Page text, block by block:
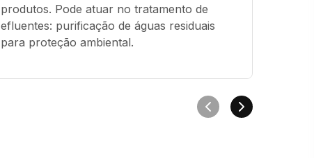
produtos. Pode atuar no tratamento de
efluentes: purificação de águas residuais
para proteção ambiental.